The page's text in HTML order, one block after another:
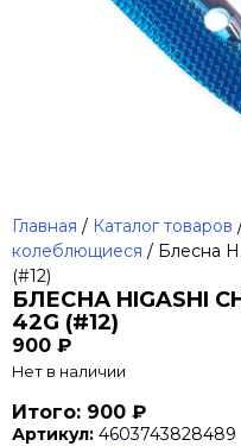
Главная / Каталог товаров
колеблющиеся / Блесна
(#12)
БЛЕСНА HIGASHI
42G (#12)
900 ₽
Нет в наличии
Итого: 900 ₽
Артикул: 4603743828489